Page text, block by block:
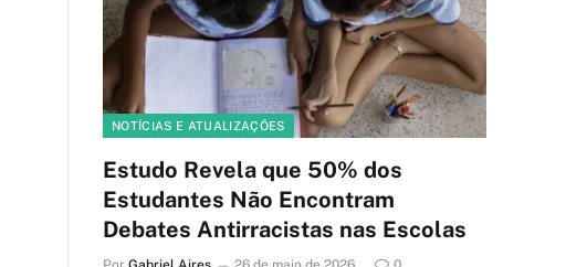
NOTÍCIAS E ATUALIZAÇÕES
Estudo Revela que 50% dos
Estudantes Não Encontram
Debates Antirracistas nas Escolas